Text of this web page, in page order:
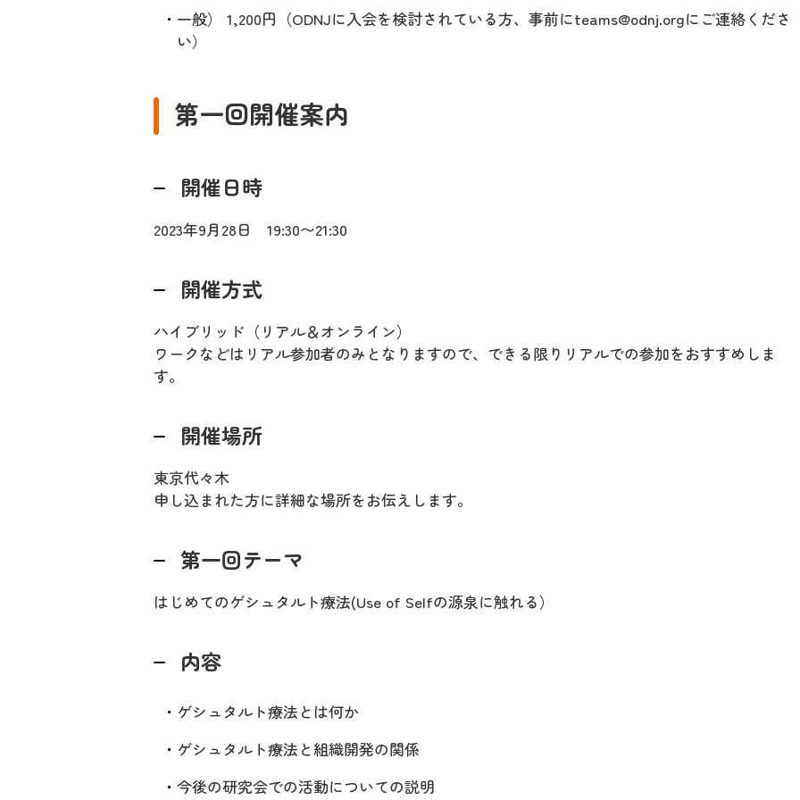
一般） 1,200円（ODNJに入会を検討されている方、事前にteams@odnj.orgにご連絡くださ
い）
第一回開催案内
開催日時
2023年9月28日 19:30〜21:30
開催方式
ハイブリッド（リアル＆オンライン）
ワークなどはリアル参加者のみとなりますので、できる限りリアルでの参加をおすすめしま
す。
開催場所
東京代々木
申し込まれた方に詳細な場所をお伝えします。
第一回テーマ
はじめてのゲシュタルト療法(Use of Selfの源泉に触れる）
内容
ゲシュタルト療法とは何か
ゲシュタルト療法と組織開発の関係
今後の研究会での活動についての説明